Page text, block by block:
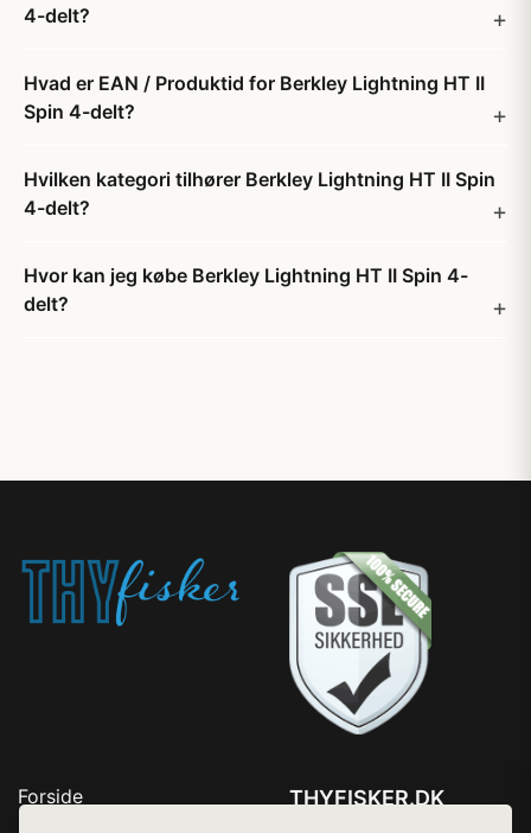
4-delt?
Hvad er EAN / Produktid for Berkley Lightning HT II
Spin 4-delt?
Hvilken kategori tilhører Berkley Lightning HT II Spin
4-delt?
Hvor kan jeg købe Berkley Lightning HT II Spin 4-
delt?
Forside
THYFISKER.DK